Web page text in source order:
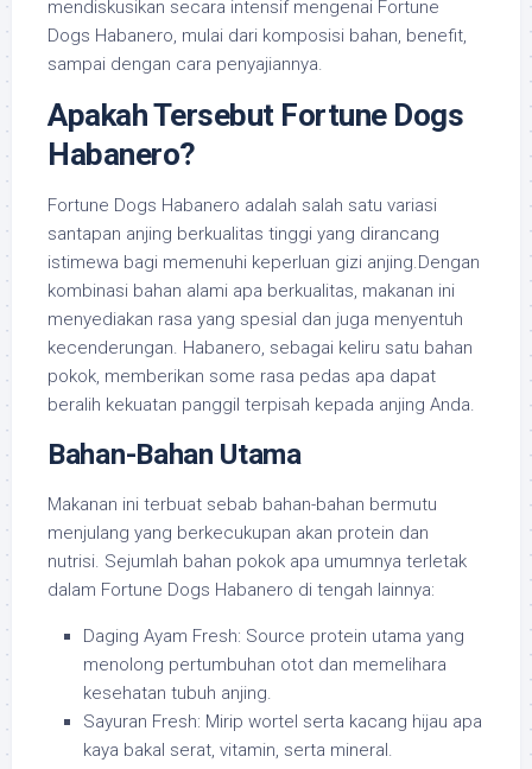
mendiskusikan secara intensif mengenai Fortune
Dogs Habanero, mulai dari komposisi bahan, benefit,
sampai dengan cara penyajiannya.
Apakah Tersebut Fortune Dogs
Habanero?
Fortune Dogs Habanero adalah salah satu variasi
santapan anjing berkualitas tinggi yang dirancang
istimewa bagi memenuhi keperluan gizi anjing.Dengan
kombinasi bahan alami apa berkualitas, makanan ini
menyediakan rasa yang spesial dan juga menyentuh
kecenderungan. Habanero, sebagai keliru satu bahan
pokok, memberikan some rasa pedas apa dapat
beralih kekuatan panggil terpisah kepada anjing Anda.
Bahan-Bahan Utama
Makanan ini terbuat sebab bahan-bahan bermutu
menjulang yang berkecukupan akan protein dan
nutrisi. Sejumlah bahan pokok apa umumnya terletak
dalam Fortune Dogs Habanero di tengah lainnya:
Daging Ayam Fresh: Source protein utama yang
menolong pertumbuhan otot dan memelihara
kesehatan tubuh anjing.
Sayuran Fresh: Mirip wortel serta kacang hijau apa
kaya bakal serat, vitamin, serta mineral.